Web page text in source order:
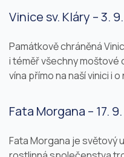
Vinice sv. Kláry – 3. 9.
Památkově chráněná
i téměř všechny moštové
vína přímo na naší vinici i
Fata Morgana – 17. 9.
Fata Morgana je světový